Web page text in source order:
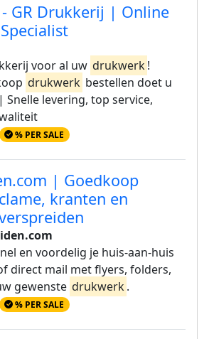
GR Drukkerij | Online
voor al uw drukwerk!
drukwerk bestellen doet u
Snelle levering, top service,
% PER SALE
| Goedkoop
kranten en
en voordelig je huis-aan-huis
direct mail met flyers, folders,
gewenste drukwerk.
% PER SALE